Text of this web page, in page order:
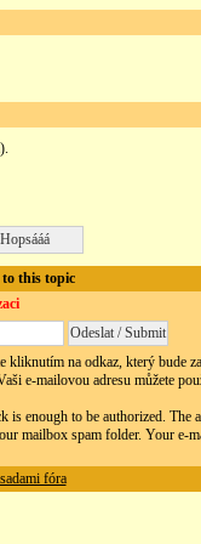
this topic
na odkaz, který bude
e-mailovou adresu můžete
enough to be authorized. The
mailbox spam folder. Your e-
fóra